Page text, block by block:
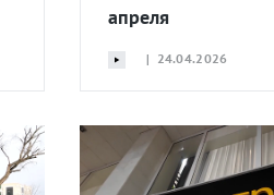
апреля
| 24.04.2026